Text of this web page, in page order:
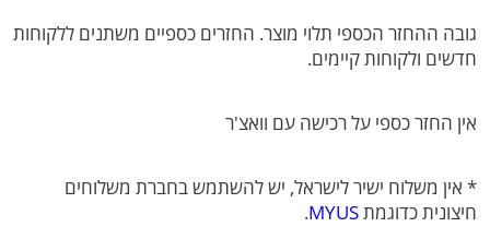
גובה ההחזר הכספי תלוי מוצר. החזרים כספיים משתנים ללקוחות
חדשים ולקוחות קיימים.
אין החזר כספי על רכישה עם וואצ'ר
* אין משלוח ישיר לישראל, יש להשתמש בחברת משלוחים
חיצונית כדוגמתMYUS
.